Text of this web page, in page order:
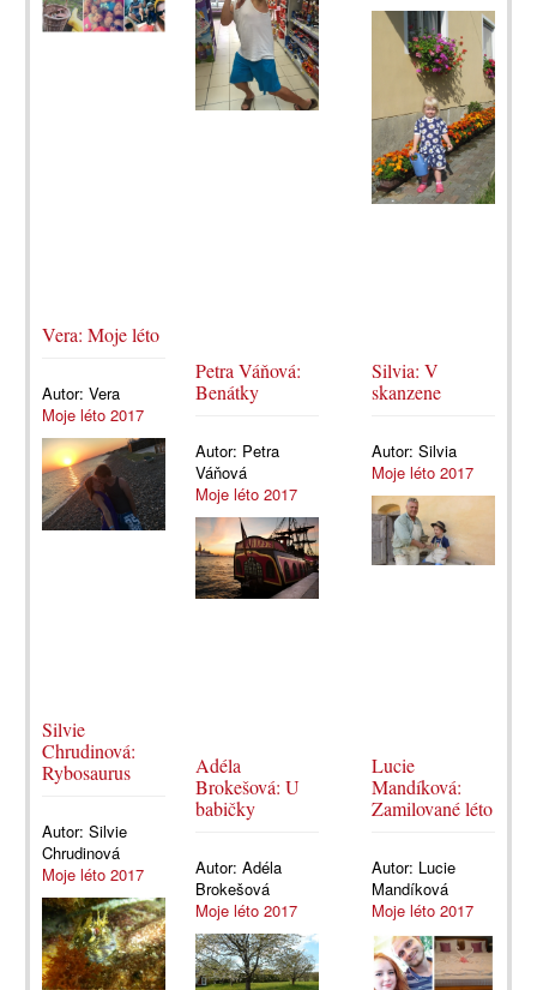
Vera: Moje léto
Autor: Vera
Moje léto 2017
Petra Váňová:
Benátky
Autor: Petra
Váňová
Moje léto 2017
Silvia: V
skanzene
Autor:Silvia
Moje léto 2017
Silvie
Chrudinová:
Rybosaurus
Autor: Silvie
Chrudinová
Moje léto 2017
Adéla
Brokešová: U
babičky
Autor:Adéla
Brokešová
Moje léto 2017
Lucie
Mandíková:
Zamilované léto
Autor: Lucie
Mandíková
Moje léto 2017